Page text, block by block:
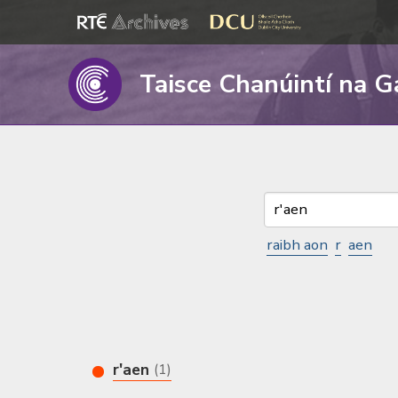
Taisce Chanúintí na
raibh aon r aen
r'aen (1)